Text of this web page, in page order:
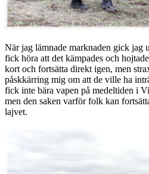
När jag lämnade marknaden gick jag
fick höra att det kämpades och
kort och fortsätta direkt igen, men
påskkärring mig om att de ville ha
fick inte bära vapen på medeltiden i
men den saken varför folk kan
lajvet.